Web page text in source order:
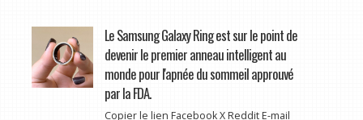
Le Samsung Galaxy Ring est sur le point de
devenir le premier anneau intelligent au
monde pour l'apnée du sommeil approuvé
par la FDA.
Copier le lien Facebook X Reddit E-mail